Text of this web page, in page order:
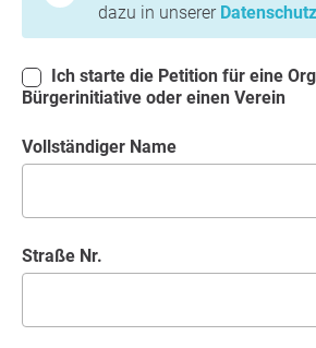
dazu in unserer
Bürgerinitiative oder einen Verein
Vollständiger Name
Straße Nr.